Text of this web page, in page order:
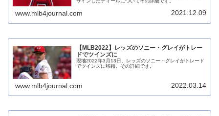
www.mlb4journal.com 2021.12.09
【MLB2022】レッズのソニー・グレイがトレー
ドでツインズに
現地2022年3月13日、レッズのソニー・グレイがトレード
でツインズに移籍。その詳細です。
www.mlb4journal.com 2022.03.14